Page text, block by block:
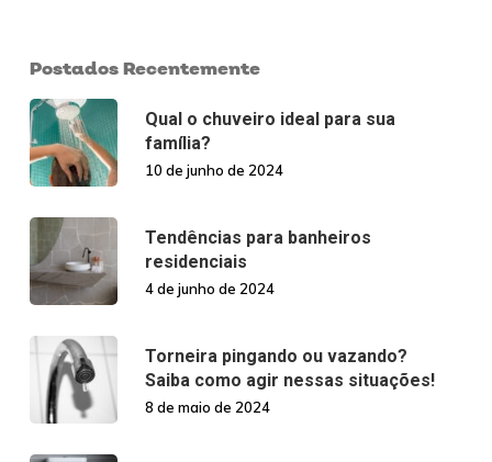
Postados Recentemente
Qual o chuveiro ideal para sua
família?
10 de junho de 2024
Tendências para banheiros
residenciais
4 de junho de 2024
Torneira pingando ou vazando?
Saiba como agir nessas situações!
8 de maio de 2024